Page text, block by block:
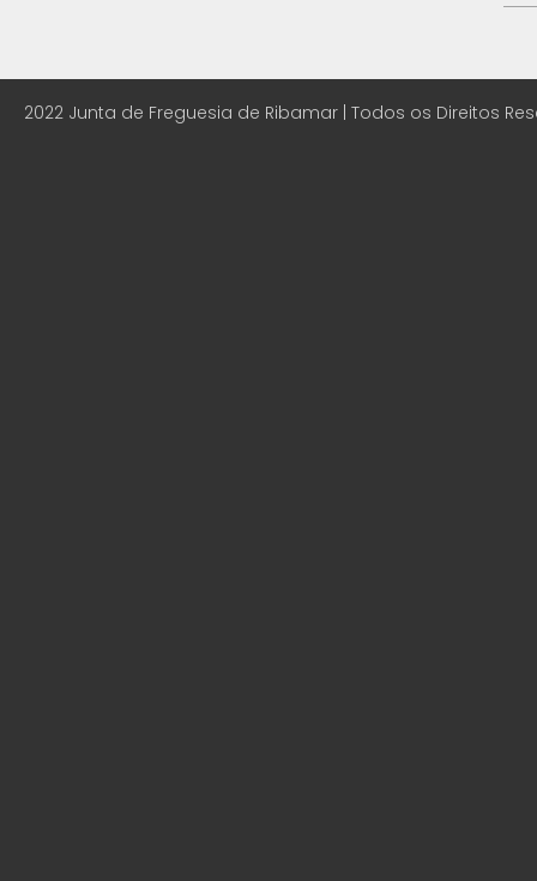
2022 Junta de Freguesia de Ribamar | Todos os Direitos